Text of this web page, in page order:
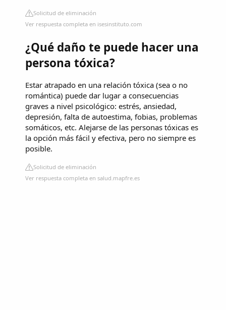
Solicitud de eliminación
Ver respuesta completa en isesinstituto.com
¿Qué daño te puede hacer una
persona tóxica?
Estar atrapado en una relación tóxica (sea o no
romántica) puede dar lugar a consecuencias
graves a nivel psicológico: estrés, ansiedad,
depresión, falta de autoestima, fobias, problemas
somáticos, etc. Alejarse de las personas tóxicas es
la opción más fácil y efectiva, pero no siempre es
posible.
Solicitud de eliminación
Ver respuesta completa en salud.mapfre.es